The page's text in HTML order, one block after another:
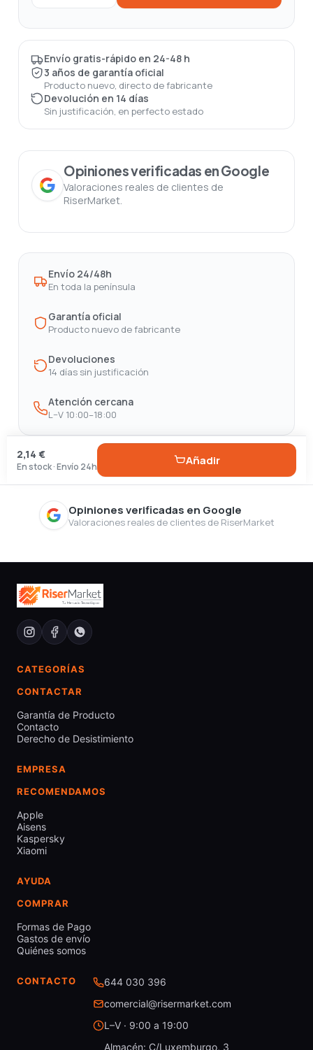
Envío gratis-rápido en 24-48 h
3 años de garantía oficial
Producto nuevo, directo de fabricante
Devolución en 14 días
Sin justificación, en perfecto estado
Opiniones verificadas en Google
Valoraciones reales de clientes de
RiserMarket.
Envío 24/48h
En toda la península
Garantía oficial
Producto nuevo de fabricante
Devoluciones
14 días sin justificación
Atención cercana
L–V 10:00–18:00
2,14 €
En stock · Envío 24h Añadir
Opiniones verificadas en Google
Valoraciones reales de clientes de RiserMarket
CATEGORÍAS
CONTACTAR
Garantía de Producto
Contacto
Derecho de Desistimiento
EMPRESA
RECOMENDAMOS
Apple
Aisens
Kaspersky
Xiaomi
AYUDA
COMPRAR
Formas de Pago
Gastos de envío
Quiénes somos
CONTACTO
644 030 396
comercial@risermarket.com
L–V · 9:00 a 19:00
Almacén: C/Luxemburgo, 3